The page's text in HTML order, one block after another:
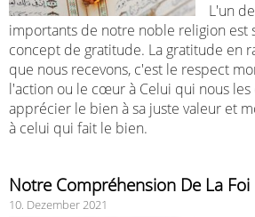
L'un
importants de notre noble religion est
concept de gratitude. La gratitude en
que nous recevons, c'est le respect
l'action ou le cœur à Celui qui nous les
apprécier le bien à sa juste valeur et
à celui qui fait le bien.
Notre Compréhension De La Foi
10. Dezember 2021